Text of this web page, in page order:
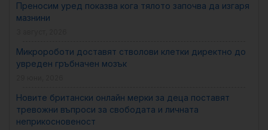
Преносим уред показва кога тялото започва да изгаря
мазнини
Микророботи доставят стволови клетки директно до
увреден гръбначен мозък
Новите британски онлайн мерки за деца поставят
тревожни въпроси за свободата и личната
неприкосновеност